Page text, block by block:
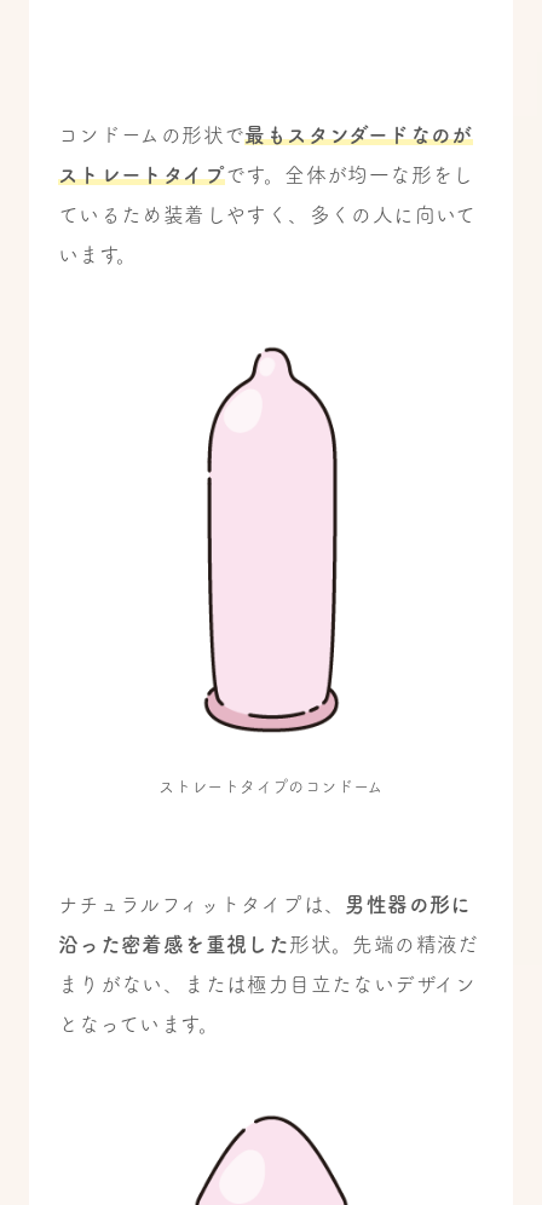
コンドームの形状で最もスタンダードなのが
ストレートタイプです。全体が均一な形をし
ているため装着しやすく、多くの人に向いて
います。
ストレートタイプのコンドーム
ナチュラルフィットタイプは、 男性器の形に
沿った密着感を重視した形状。先端の精液だ
まりがない、または極力目立たないデザイン
となっています。